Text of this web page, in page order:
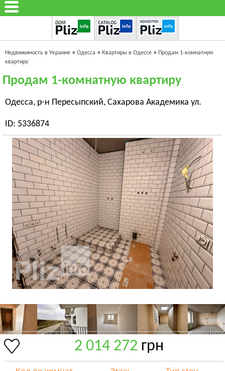
Недвижимость в Украине » Одесса » Квартиры в Одессе » Продам 1-комнатную
квартиру
Продам 1-комнатную квартиру
Одесса, р-н Пересыпский, Сахарова Академика ул.
ID: 5336874
2 014 272 грн